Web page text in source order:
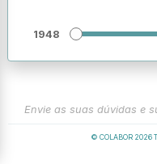
1948
Envie as suas dúvidas e
© COLABOR 2026